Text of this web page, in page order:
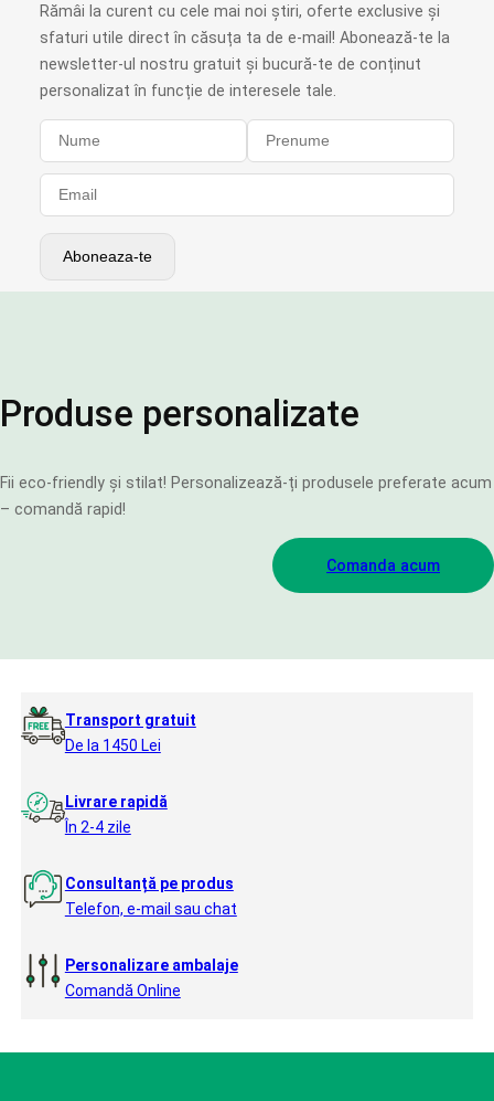
Rămâi la curent cu cele mai noi știri, oferte exclusive și
sfaturi utile direct în căsuța ta de e-mail! Abonează-te la
newsletter-ul nostru gratuit și bucură-te de conținut
personalizat în funcție de interesele tale.
Produse personalizate
Fii eco-friendly și stilat! Personalizează-ți produsele preferate acum
– comandă rapid!
Comanda acum
Transport gratuit
De la 1450 Lei
Livrare rapidă
În 2-4 zile
Consultanță pe produs
Telefon, e-mail sau chat
Personalizare ambalaje
Comandă Online